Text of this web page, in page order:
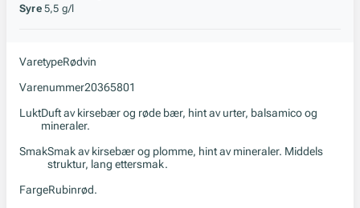
Syre 5,5 g/l
VaretypeRødvin
Varenummer20365801
LuktDuft av kirsebær og røde bær, hint av urter, balsamico og
mineraler.
SmakSmak av kirsebær og plomme, hint av mineraler. Middels
struktur, lang ettersmak.
FargeRubinrød.